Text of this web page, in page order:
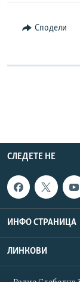
Сподели
СЛЕДЕТЕ НЕ
ИНФО СТРАНИЦА
ЛИНКОВИ
Радио Слободна